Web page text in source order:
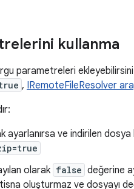
kullanma
parametreleri
, IRemoteFileResolver
ayarlanırsa ve indirilen
olarak false değerine
oluşturmaz ve dosyayı